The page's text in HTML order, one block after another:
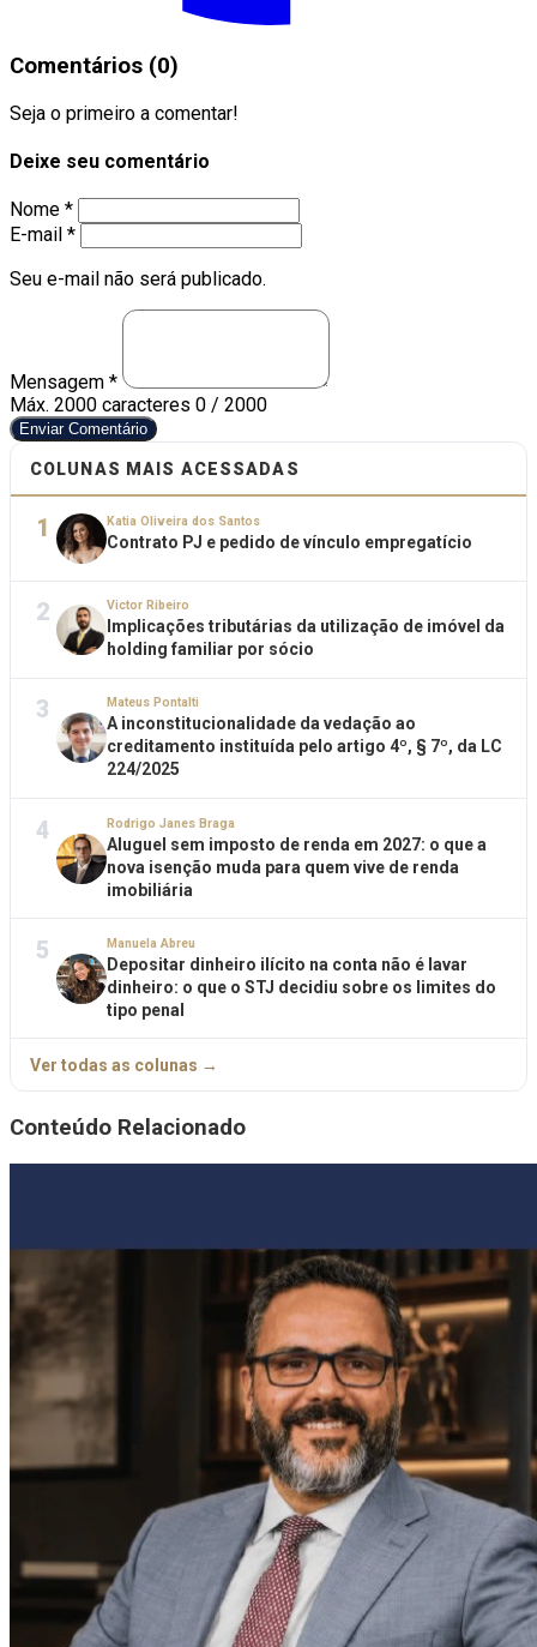
Comentários (0)
Seja o primeiro a comentar!
Deixe seu comentário
Nome *
E-mail *
Seu e-mail não será publicado.
Mensagem *
Máx. 2000 caracteres 0 / 2000
Enviar Comentário
COLUNAS MAIS ACESSADAS
1 Katia Oliveira dos Santos
Contrato PJ e pedido de vínculo empregatício
2 Victor Ribeiro
Implicações tributárias da utilização de imóvel da
holding familiar por sócio
3 Mateus Pontalti
A inconstitucionalidade da vedação ao
creditamento instituída pelo artigo 4º, § 7º, da LC
224/2025
4 Rodrigo Janes Braga
Aluguel sem imposto de renda em 2027: o que a
nova isenção muda para quem vive de renda
imobiliária
5 Manuela Abreu
Depositar dinheiro ilícito na conta não é lavar
dinheiro: o que o STJ decidiu sobre os limites do
tipo penal
Ver todas as colunas →
Conteúdo Relacionado